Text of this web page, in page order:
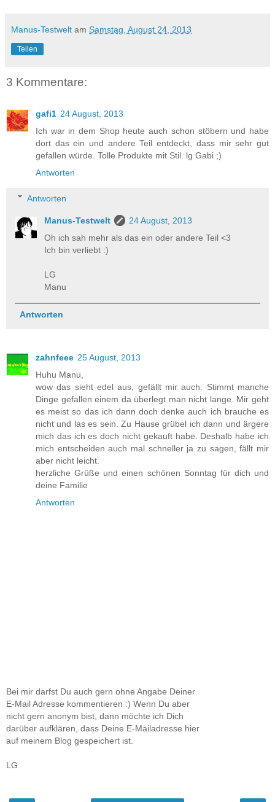
Manus-Testwelt am Samstag, August 24, 2013
Teilen
3 Kommentare:
gafi1 24 August, 2013
Ich war in dem Shop heute auch schon stöbern und habe
dort das ein und andere Teil entdeckt, dass mir sehr gut
gefallen würde. Tolle Produkte mit Stil. lg Gabi ;)
Antworten
Antworten
Manus-Testwelt
24 August, 2013
Oh ich sah mehr als das ein oder andere Teil <3
Ich bin verliebt :)
LG
Manu
Antworten
zahnfeee 25 August, 2013
Huhu Manu,
wow das sieht edel aus, gefällt mir auch. Stimmt manche
Dinge gefallen einem da überlegt man nicht lange. Mir geht
es meist so das ich dann doch denke auch ich brauche es
nicht und las es sein. Zu Hause grübel ich dann und ärgere
mich das ich es doch nicht gekauft habe. Deshalb habe ich
mich entscheiden auch mal schneller ja zu sagen, fällt mir
aber nicht leicht.
herzliche Grüße und einen schönen Sonntag für dich und
deine Familie
Antworten
Bei mir darfst Du auch gern ohne Angabe Deiner
E-Mail Adresse kommentieren :) Wenn Du aber
nicht gern anonym bist, dann möchte ich Dich
darüber aufklären, dass Deine E-Mailadresse hier
auf meinem Blog gespeichert ist.
LG